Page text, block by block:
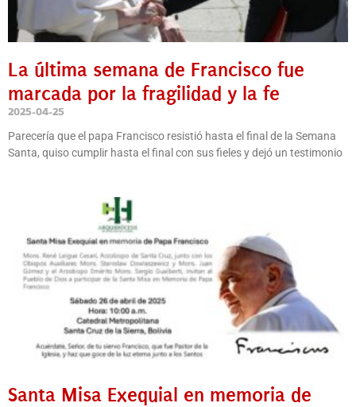
La última semana de Francisco fue
marcada por la fragilidad y la fe
2025-04-25
Parecería que el papa Francisco resistió hasta el final de la Semana
Santa, quiso cumplir hasta el final con sus fieles y dejó un testimonio
Santa Misa Exequial en memoria de